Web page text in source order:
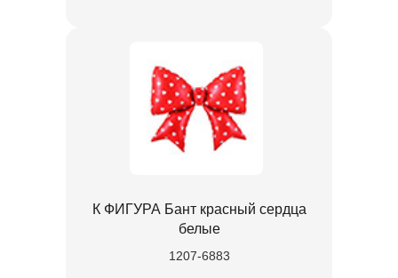
К ФИГУРА Бант красный сердца
белые
1207-6883